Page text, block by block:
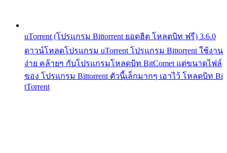
uTorrent (โปรแกรม Bittorrent ยอดฮิต โหลดบิท ฟรี) 3.6.0
ดาวน์โหลดโปรแกรม uTorrent โปรแกรม Bittorrent ใช้งาน
ง่าย คล้ายๆ กับโปรแกรมโหลดบิท BitComet แต่ขนาดไฟล์
ของ โปรแกรม Bittorrent ตัวนี้เล็กมากๆ เอาไว้ โหลดบิท Bi
tTorrent